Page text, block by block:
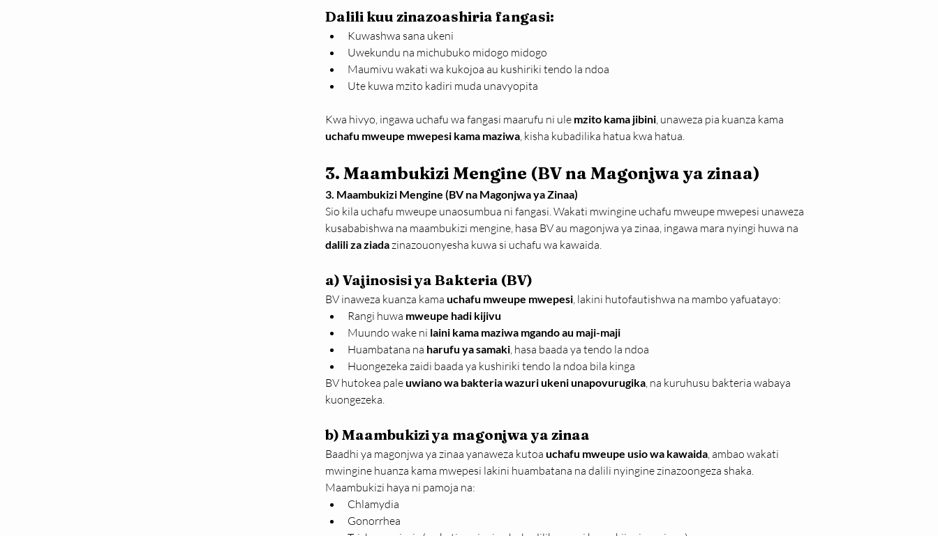
Dalili kuu zinazoashiria fangasi:
Kuwashwa sana ukeni
Uwekundu na michubuko midogo midogo
Maumivu wakati wa kukojoa au kushiriki tendo la ndoa
Ute kuwa mzito kadiri muda unavyopita
Kwa hivyo, ingawa uchafu wa fangasi maarufu ni ule mzito kama jibini, unaweza pia kuanza kama
uchafu mweupe mwepesi kama maziwa, kisha kubadilika hatua kwa hatua.
3. Maambukizi Mengine (BV na Magonjwa ya zinaa)
3. Maambukizi Mengine (BV na Magonjwa ya Zinaa)
Sio kila uchafu mweupe unaosumbua ni fangasi. Wakati mwingine uchafu mweupe mwepesi unaweza
kusababishwa na maambukizi mengine, hasa BV au magonjwa ya zinaa, ingawa mara nyingi huwa na
dalili za ziada zinazouonyesha kuwa si uchafu wa kawaida.
a) Vajinosisi ya Bakteria (BV)
BV inaweza kuanza kama uchafu mweupe mwepesi, lakini hutofautishwa na mambo yafuatayo:
Rangi huwa mweupe hadi kijivu
Muundo wake ni laini kama maziwa mgando au maji-maji
Huambatana na harufu ya samaki, hasa baada ya tendo la ndoa
Huongezeka zaidi baada ya kushiriki tendo la ndoa bila kinga
BV hutokea pale uwiano wa bakteria wazuri ukeni unapovurugika, na kuruhusu bakteria wabaya
kuongezeka.
b) Maambukizi ya magonjwa ya zinaa
Baadhi ya magonjwa ya zinaa yanaweza kutoa uchafu mweupe usio wa kawaida, ambao wakati
mwingine huanza kama mwepesi lakini huambatana na dalili nyingine zinazoongeza shaka.
Maambukizi haya ni pamoja na:
Chlamydia
Gonorrhea